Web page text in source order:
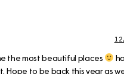
the most beautiful places
Hope to be back this year as